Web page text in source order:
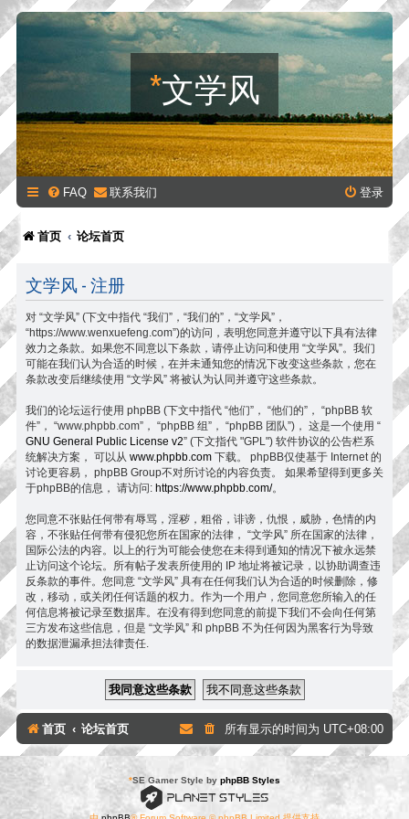
*文学风
FAQ 联系我们 登录
首页 论坛首页
文学风 - 注册
对 “文学风” (下文中指代 “我们”，“我们的”，“文学风”，
“https://www.wenxuefeng.com”)的访问，表明您同意并遵守以下具有法律
效力之条款。如果您不同意以下条款，请停止访问和使用 “文学风”。我们
可能在我们认为合适的时候，在并未通知您的情况下改变这些条款，您在
条款改变后继续使用 “文学风” 将被认为认同并遵守这些条款。
我们的论坛运行使用 phpBB (下文中指代 “他们”， “他们的”， “phpBB 软
件”， “www.phpbb.com”， “phpBB 组”， “phpBB 团队”)， 这是一个使用 “
GNU General Public License v2” (下文指代 "GPL") 软件协议的公告栏系
统解决方案， 可以从 www.phpbb.com 下载。 phpBB仅使基于 Internet 的
讨论更容易， phpBB Group不对所讨论的内容负责。 如果希望得到更多关
于phpBB的信息， 请访问: https://www.phpbb.com/。
您同意不张贴任何带有辱骂，淫秽，粗俗，诽谤，仇恨，威胁，色情的内
容，不张贴任何带有侵犯您所在国家的法律， “文学风” 所在国家的法律，
国际公法的内容。以上的行为可能会使您在未得到通知的情况下被永远禁
止访问这个论坛。所有帖子发表所使用的 IP 地址将被记录，以协助调查违
反条款的事件。您同意 “文学风” 具有在任何我们认为合适的时候删除，修
改，移动，或关闭任何话题的权力。作为一个用户，您同意您所输入的任
何信息将被记录至数据库。在没有得到您同意的前提下我们不会向任何第
三方发布这些信息，但是 “文学风” 和 phpBB 不为任何因为黑客行为导致
的数据泄漏承担法律责任.
首页 论坛首页 所有显示的时间为 UTC+08:00
*SE Gamer Style by phpBB Styles